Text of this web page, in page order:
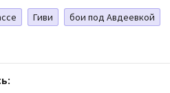
Гиви
бои под Авдеевкой